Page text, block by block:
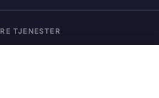
TJENESTER